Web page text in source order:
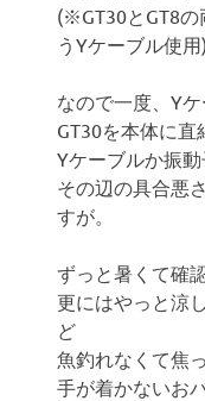
(※GT30とGT8の
うYケーブル使用)
なので一度、Y
GT30を本体に直
Yケーブルか振動
その辺の具合悪
すが。
ずっと暑くて確
更にはやっと涼
ど
魚釣れなくて焦
手が着かないお